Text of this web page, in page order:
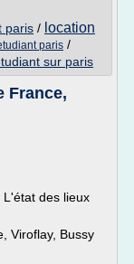
paris / location
paris /
sur paris
France,
des lieux
Viroflay, Bussy